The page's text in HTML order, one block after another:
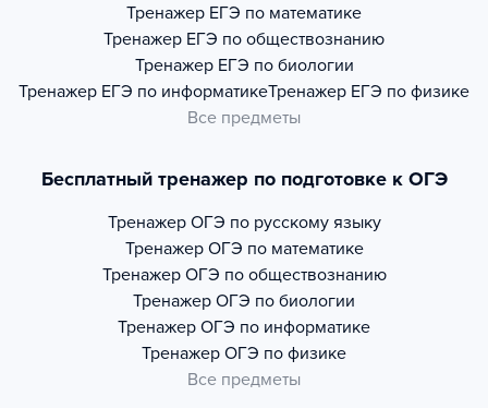
Тренажер ЕГЭ по математике
Тренажер ЕГЭ по обществознанию
Тренажер ЕГЭ по биологии
Тренажер ЕГЭ по информатикеТренажер ЕГЭ по физике
Все предметы
Бесплатный тренажер по подготовке к ОГЭ
Тренажер ОГЭ по русскому языку
Тренажер ОГЭ по математике
Тренажер ОГЭ по обществознанию
Тренажер ОГЭ по биологии
Тренажер ОГЭ по информатике
Тренажер ОГЭ по физике
Все предметы